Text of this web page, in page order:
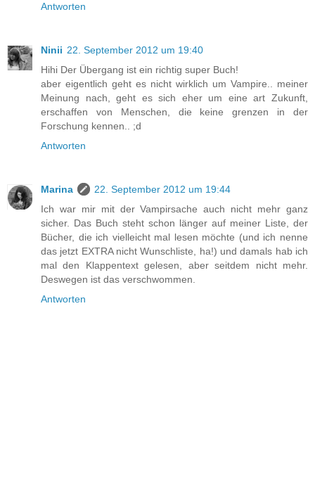
Antworten
Ninii 22. September 2012 um 19:40
Hihi Der Übergang ist ein richtig super Buch!
aber eigentlich geht es nicht wirklich um Vampire.. meiner
Meinung nach, geht es sich eher um eine art Zukunft,
erschaffen von Menschen, die keine grenzen in der
Forschung kennen.. ;d
Antworten
Marina
22. September 2012 um 19:44
Ich war mir mit der Vampirsache auch nicht mehr ganz
sicher. Das Buch steht schon länger auf meiner Liste, der
Bücher, die ich vielleicht mal lesen möchte (und ich nenne
das jetzt EXTRA nicht Wunschliste, ha!) und damals hab ich
mal den Klappentext gelesen, aber seitdem nicht mehr.
Deswegen ist das verschwommen.
Antworten